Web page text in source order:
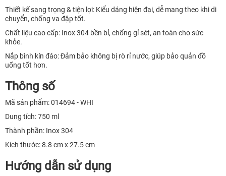
Thiết kế sang trọng & tiện lợi: Kiểu dáng hiện đại, dễ mang theo khi di
chuyển, chống va đập tốt.
Chất liệu cao cấp: Inox 304 bền bỉ, chống gỉ sét, an toàn cho sức
khỏe.
Nắp bình kín đáo: Đảm bảo không bị rò rỉ nước, giúp bảo quản đồ
uống tốt hơn.
Thông số
Mã sản phẩm: 014694 - WHI
Dung tích: 750 ml
Thành phần: Inox 304
Kích thước: 8.8 cm x 27.5 cm
Hướng dẫn sử dụng